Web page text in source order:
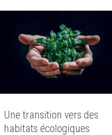
Une transition vers des
habitats écologiques